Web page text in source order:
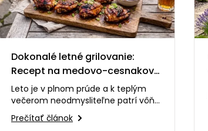
Dokonalé letné grilovanie:
Recept na medovo-cesnakové
kuracie stehná, ktoré si
zamilujete
Leto je v plnom prúde a k teplým
večerom neodmysliteľne patrí vôňa
dreveného uhlia, praskanie ohňa a
smiech s priateľmi…
Prečítať článok